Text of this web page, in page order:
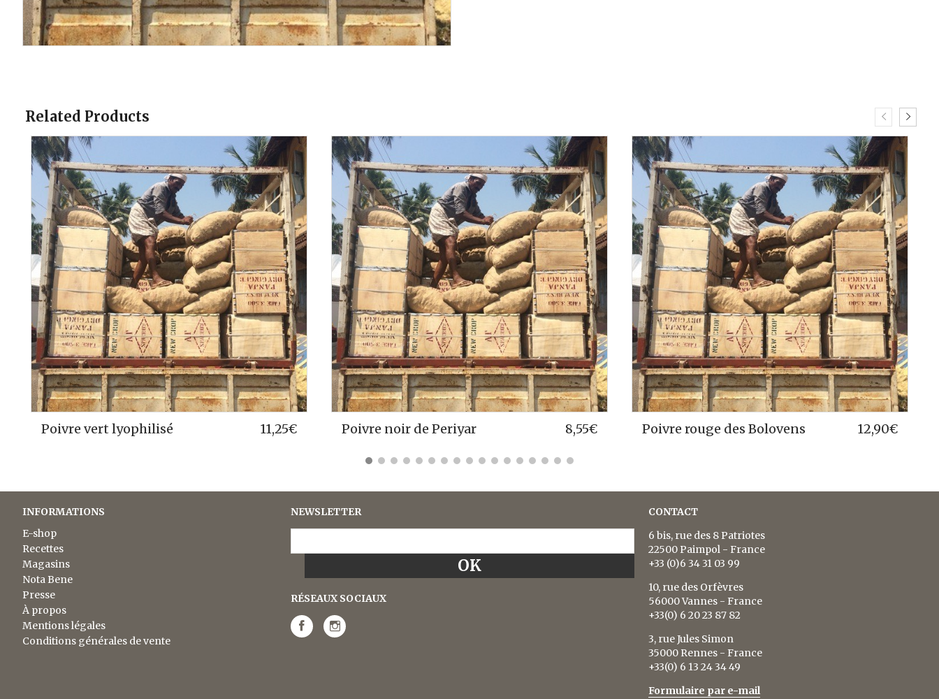
Related Products
lyophilisé 11,25 Poivre noir de Periyar Poivre rouge des Bolovens 12,90€ Poivre
INFORMATIONS
E-shop
Recettes
Magasins
Nota Bene
Presse
À propos
Mentions légales
Conditions générales de vente
NEWSLETTER
RÉSEAUX SOCIAUX
CONTACT
6 bis, rue des 8 Patriotes
22500 Paimpol - France
+33 (0)6 34 31 03 99
10, rue des Orfèvres
56000 Vannes - France
+33(0) 6 20 23 87 82
3, rue Jules Simon
35000 Rennes - France
+33(0) 6 13 24 34 49
Formulaire par e-mail